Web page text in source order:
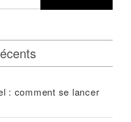
: comment se lancer